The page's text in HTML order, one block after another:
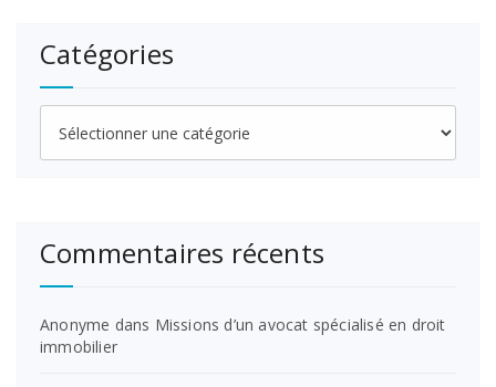
Catégories
Commentaires récents
Anonyme dans Missions d’un avocat spécialisé en droit
immobilier